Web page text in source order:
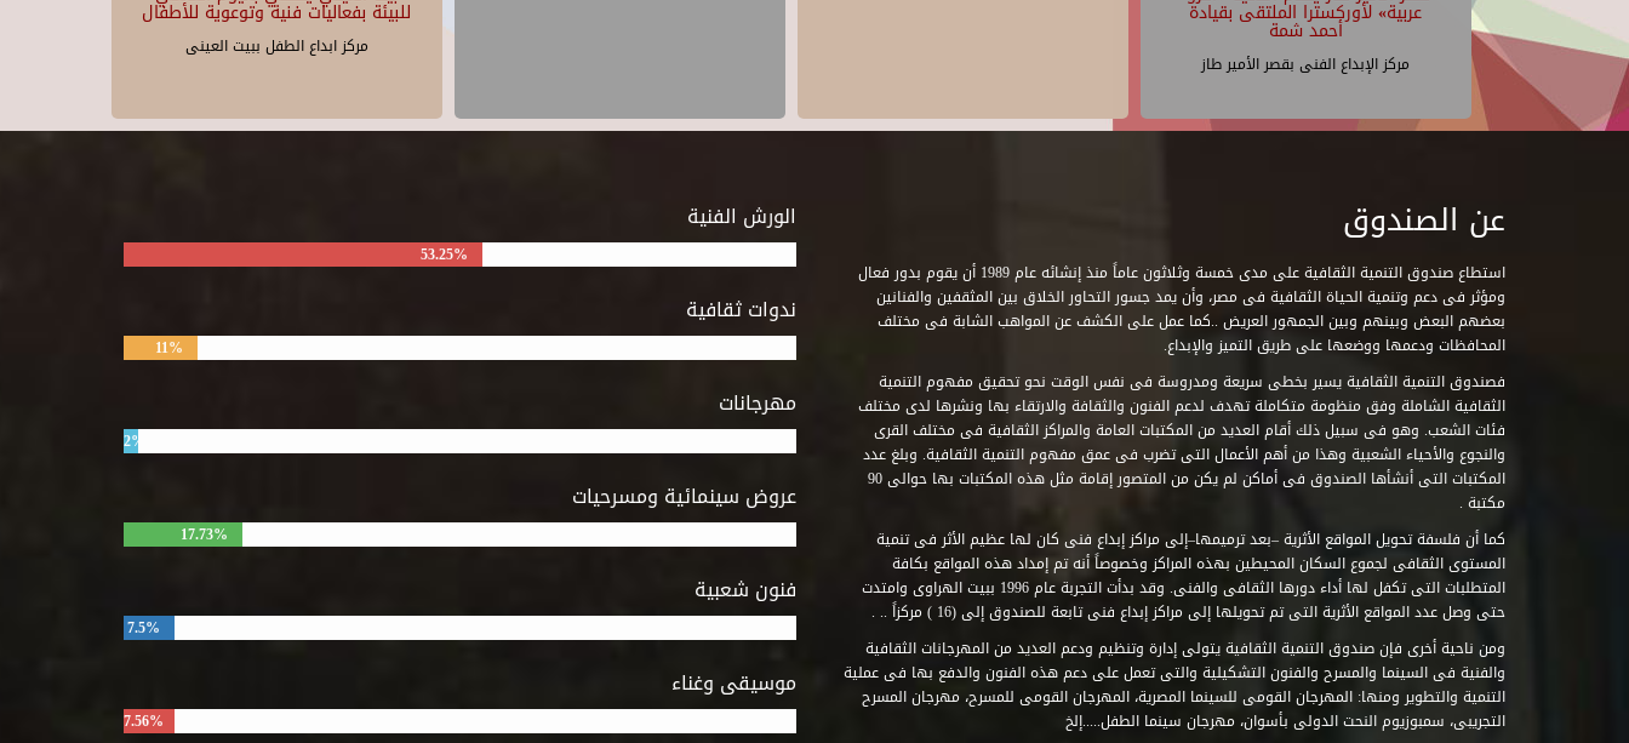
للبيئة بفعاليات فنية وتوعوية للأطفال
مركز ابداع الطفل ببيت العينى
عربية» لأوركسترا الملتقى بقيادة
أحمد شمة
مركز الإبداع الفنى بقصر الأمير طاز
الورش الفنية
53.25%
ندوات ثقافية
11%
مهرجانات
2%
عروض سينمائية ومسرحيات
17.73%
فنون شعبية
7.5%
موسيقى وغناء
7.56%
عن الصندوق
استطاع صندوق التنمية الثقافية على مدى خمسة وثلاثون عاماً منذ إنشائه عام 1989 أن يقوم بدور فعال
ومؤثر فى دعم وتنمية الحياة الثقافية فى مصر، وأن يمد جسور التحاور الخلاق بين المثقفين والفنانين
بعضهم البعض وبينهم وبين الجمهور العريض ..كما عمل على الكشف عن المواهب الشابة فى مختلف
المحافظات ودعمها ووضعها على طريق التميز والإبداع.
فصندوق التنمية الثقافية يسير بخطى سريعة ومدروسة فى نفس الوقت نحو تحقيق مفهوم التنمية
الثقافية الشاملة وفق منظومة متكاملة تهدف لدعم الفنون والثقافة والارتقاء بها ونشرها لدى مختلف
فئات الشعب. وهو فى سبيل ذلك أقام العديد من المكتبات العامة والمراكز الثقافية فى مختلف القرى
والنجوع والأحياء الشعبية وهذا من أهم الأعمال التى تضرب فى عمق مفهوم التنمية الثقافية. وبلغ عدد
المكتبات التى أنشأها الصندوق فى أماكن لم يكن من المتصور إقامة مثل هذه المكتبات بها حوالى 90
مكتبة .
كما أن فلسفة تحويل المواقع الأثرية –بعد ترميمها–إلى مراكز إبداع فنى كان لها عظيم الأثر فى تنمية
المستوى الثقافى لجموع السكان المحيطين بهذه المراكز وخصوصاً أنه تم إمداد هذه المواقع بكافة
المتطلبات التى تكفل لها أداء دورها الثقافى والفنى. وقد بدأت التجربة عام 1996 ببيت الهراوى وامتدت
حتى وصل عدد المواقع الأثرية التى تم تحويلها إلى مراكز إبداع فنى تابعة للصندوق إلى (16 ) مركزاً .. .
ومن ناحية أخرى فإن صندوق التنمية الثقافية يتولى إدارة وتنظيم ودعم العديد من المهرجانات الثقافية
والفنية فى السينما والمسرح والفنون التشكيلية والتى تعمل على دعم هذه الفنون والدفع بها فى عملية
التنمية والتطوير ومنها: المهرجان القومى للسينما المصرية، المهرجان القومى للمسرح، مهرجان المسرح
التجريبى، سمبوزيوم النحت الدولى بأسوان، مهرجان سينما الطفل.....إلخ